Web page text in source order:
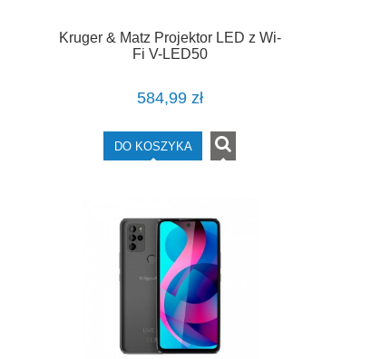
Kruger & Matz Projektor LED z Wi-
Fi V-LED50
584,99 zł
DO KOSZYKA